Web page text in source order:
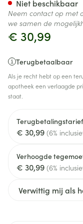
€ 30,99
Terugbetaalbaar
Als je recht hebt op een
apotheek een verlaagde
staat.
Terugbetalingstarief
€ 30,99 (6%
Verhoogde
€ 30,99 (6%
Verwittig mij als
Niet beschikbaar
Neem contact op met
we samen de